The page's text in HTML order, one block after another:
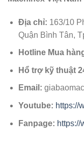
Địa chỉ: 163/10
Quận Bình Tân,
Hotline Mua
Hổ trợ kỹ thuật
Email:
Youtube: https://
Fanpage: https://